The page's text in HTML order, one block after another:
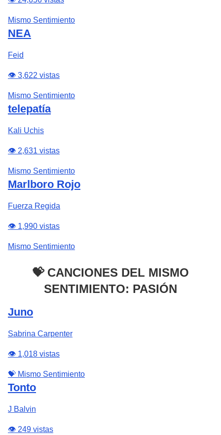
Mismo Sentimiento
NEA
Feid
👁️ 3,622 vistas
Mismo Sentimiento
telepatía
Kali Uchis
👁️ 2,631 vistas
Mismo Sentimiento
Marlboro Rojo
Fuerza Regida
👁️ 1,990 vistas
Mismo Sentimiento
💝 CANCIONES DEL MISMO
SENTIMIENTO: PASIÓN
Juno
Sabrina Carpenter
👁️ 1,018 vistas
💝 Mismo Sentimiento
Tonto
J Balvin
👁️ 249 vistas